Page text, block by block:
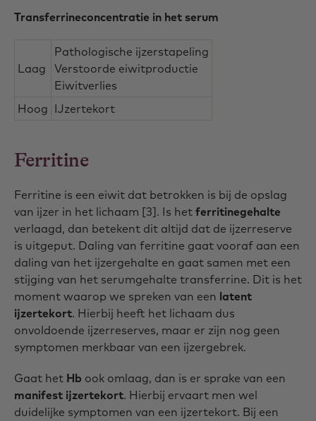
Transferrineconcentratie in het serum
Laag
Pathologische ijzerstapeling
Verstoorde eiwitproductie
Eiwitverlies
Hoog IJzertekort
Ferritine
Ferritine is een eiwit dat betrokken is bij de opslag
van ijzer in het lichaam [3]. Is het ferritinegehalte
verlaagd, dan betekent dit altijd dat de ijzerreserve
is uitgeput. Daling van ferritine gaat vooraf aan een
daling van het ijzergehalte en gaat samen met een
stijging van het serumgehalte transferrine. Dit is het
moment waarop we spreken van een latent
ijzertekort. Hierbij heeft het lichaam dus
onvoldoende ijzerreserves, maar er zijn nog geen
symptomen merkbaar van een ijzergebrek.
Gaat het Hb ook omlaag, dan is er sprake van een
manifest ijzertekort. Hierbij ervaart men wel
duidelijke symptomen van een ijzertekort. Bij een